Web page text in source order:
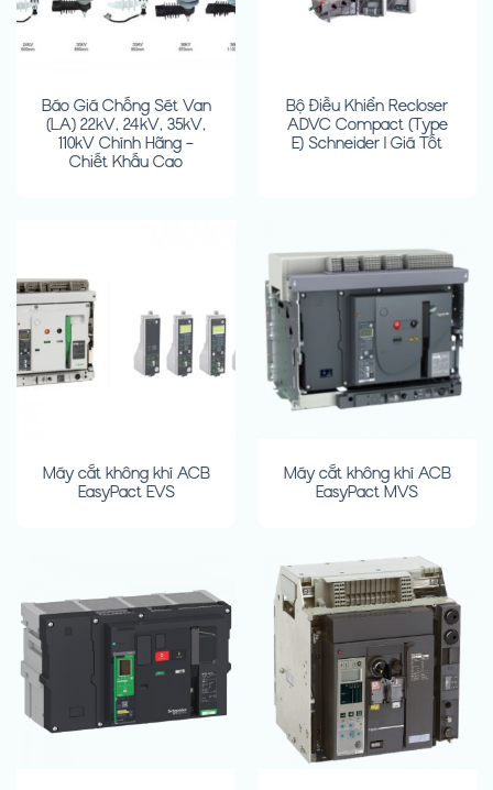
Báo Giá Chống Sét Van
(LA) 22kV, 24kV, 35kV,
110kV Chính Hãng –
Chiết Khấu Cao
Bộ Điều Khiển Recloser
ADVC Compact (Type
E) Schneider | Giá Tốt
Máy cắt không khí ACB
EasyPact EVS
Máy cắt không khí ACB
EasyPact MVS